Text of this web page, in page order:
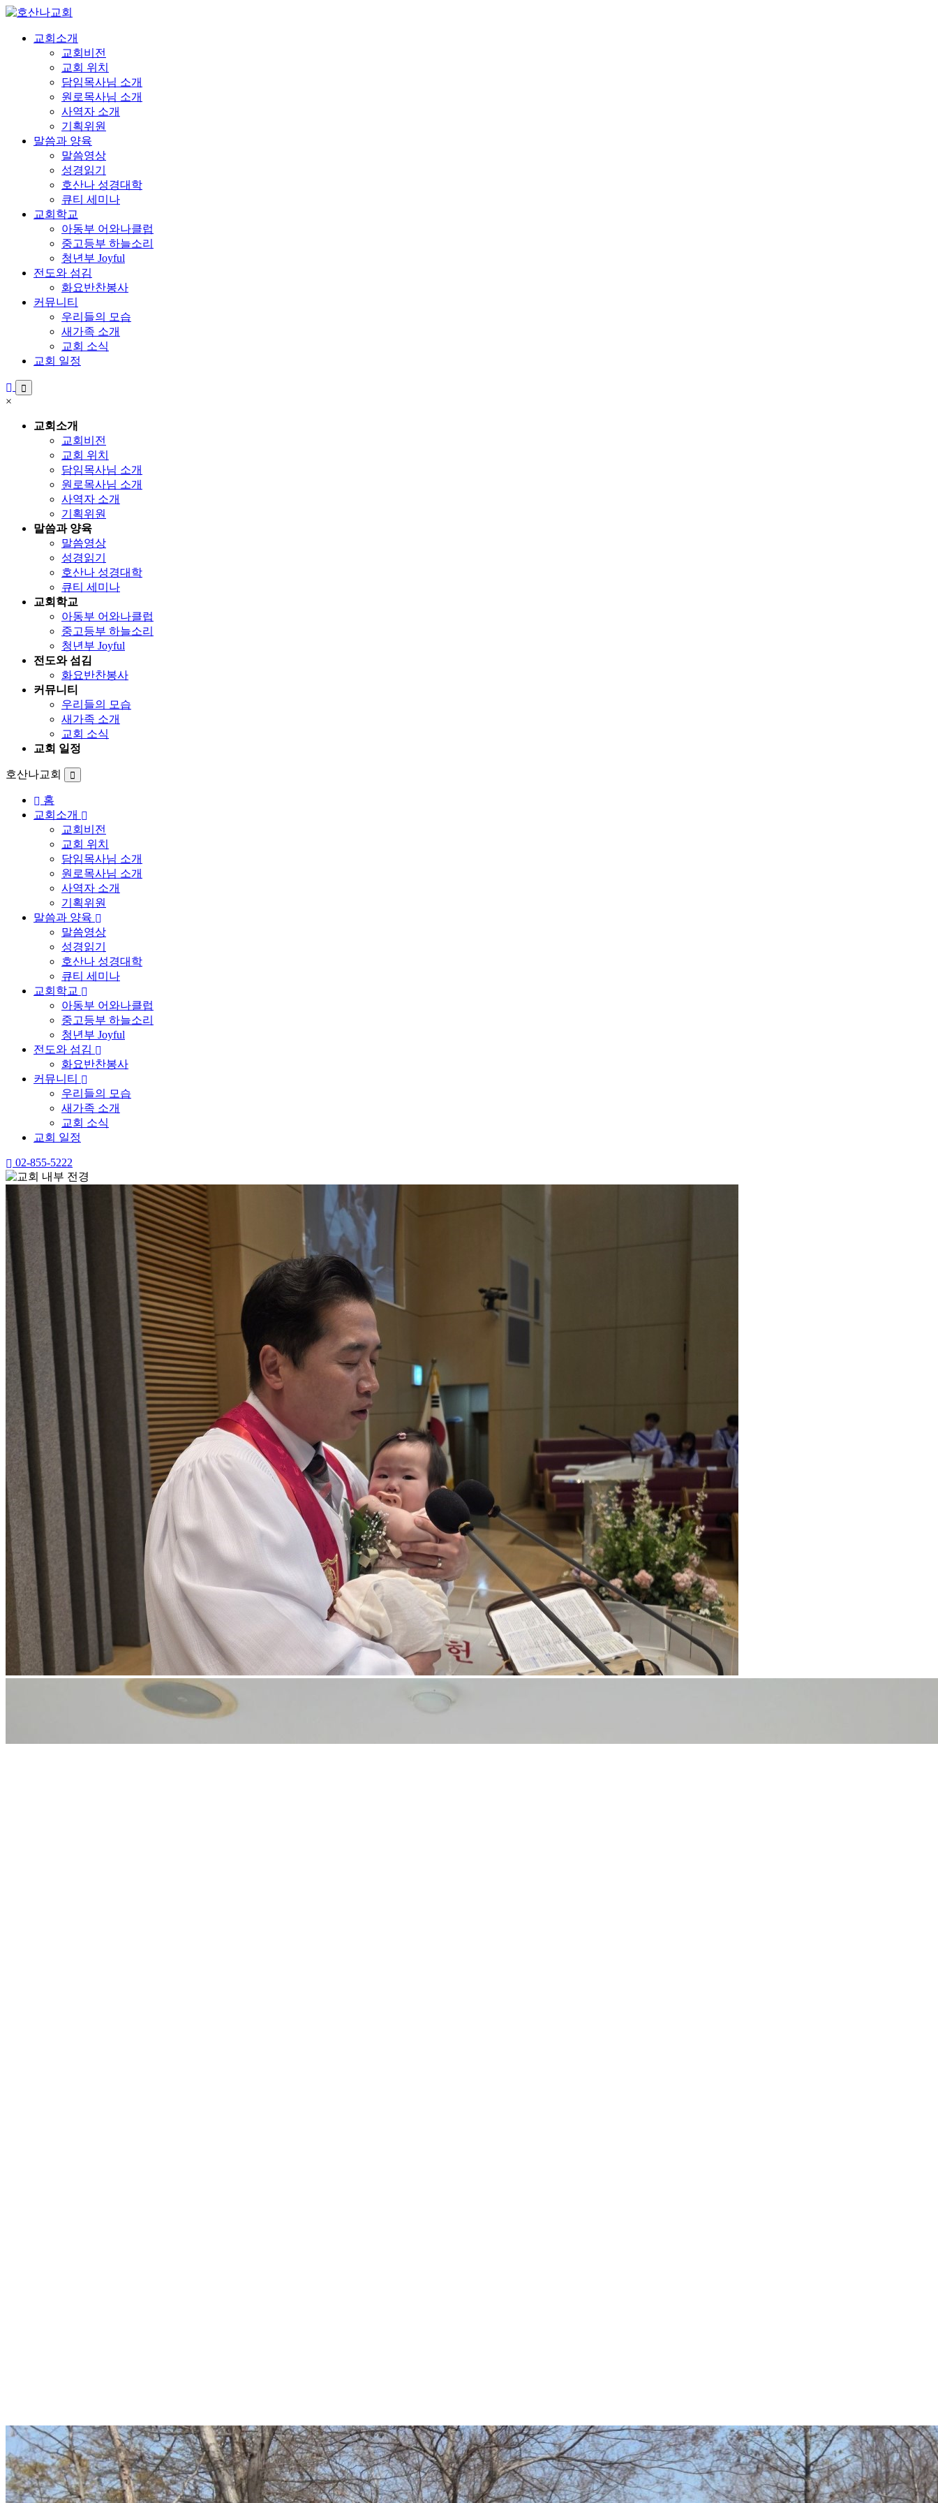
교회소개
교회비전
교회 위치
담임목사님 소개
원로목사님 소개
사역자 소개
기획위원
말씀과 양육
말씀영상
성경읽기
호산나 성경대학
큐티 세미나
교회학교
아동부 어와나클럽
중고등부 하늘소리
청년부 Joyful
전도와 섬김
화요반찬봉사
커뮤니티
우리들의 모습
새가족 소개
교회 소식
교회 일정
×
교회소개
교회비전
교회 위치
담임목사님 소개
원로목사님 소개
사역자 소개
기획위원
말씀과 양육
말씀영상
성경읽기
호산나 성경대학
큐티 세미나
교회학교
아동부 어와나클럽
중고등부 하늘소리
청년부 Joyful
전도와 섬김
화요반찬봉사
커뮤니티
우리들의 모습
새가족 소개
교회 소식
교회 일정
호산나교회
홈
교회소개
교회비전
교회 위치
담임목사님 소개
원로목사님 소개
사역자 소개
기획위원
말씀과 양육
말씀영상
성경읽기
호산나 성경대학
큐티 세미나
교회학교
아동부 어와나클럽
중고등부 하늘소리
청년부 Joyful
전도와 섬김
화요반찬봉사
커뮤니티
우리들의 모습
새가족 소개
교회 소식
교회 일정
02-855-5222